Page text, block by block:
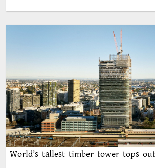
World’s tallest timber tower tops